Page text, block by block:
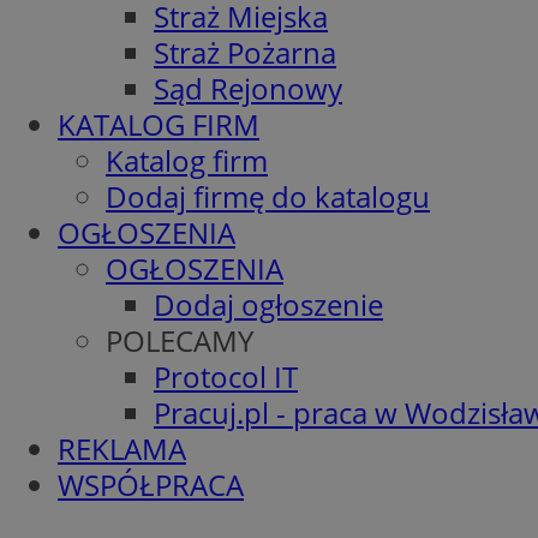
Straż Miejska
Straż Pożarna
Sąd Rejonowy
KATALOG FIRM
Katalog firm
Dodaj firmę do katalogu
OGŁOSZENIA
OGŁOSZENIA
Dodaj ogłoszenie
POLECAMY
Protocol IT
Pracuj.pl - praca w
REKLAMA
WSPÓŁPRACA